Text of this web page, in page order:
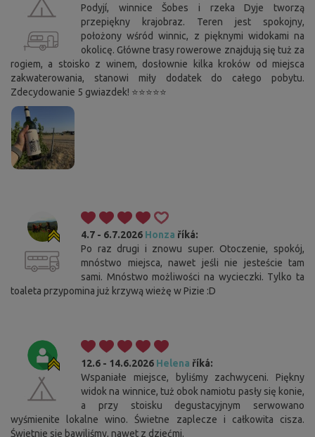
Podyjí, winnice Šobes i rzeka Dyje tworzą
przepiękny krajobraz. Teren jest spokojny,
położony wśród winnic, z pięknymi widokami na
okolicę. Główne trasy rowerowe znajdują się tuż za
rogiem, a stoisko z winem, dosłownie kilka kroków od miejsca
zakwaterowania, stanowi miły dodatek do całego pobytu.
Zdecydowanie 5 gwiazdek! ⭐⭐⭐⭐⭐
4.7 - 6.7.2026 Honza říká:
Po raz drugi i znowu super. Otoczenie, spokój,
mnóstwo miejsca, nawet jeśli nie jesteście tam
sami. Mnóstwo możliwości na wycieczki. Tylko ta
toaleta przypomina już krzywą wieżę w Pizie :D
12.6 - 14.6.2026 Helena říká:
Wspaniałe miejsce, byliśmy zachwyceni. Piękny
widok na winnice, tuż obok namiotu pasły się konie,
a przy stoisku degustacyjnym serwowano
wyśmienite lokalne wino. Świetne zaplecze i całkowita cisza.
Świetnie się bawiliśmy, nawet z dziećmi.